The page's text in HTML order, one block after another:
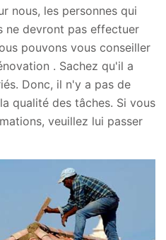
nous, les personnes qui
ne devront pas effectuer
pouvons vous conseiller
. Sachez qu'il a
Donc, il n'y a pas de
qualité des tâches. Si vous
veuillez lui passer